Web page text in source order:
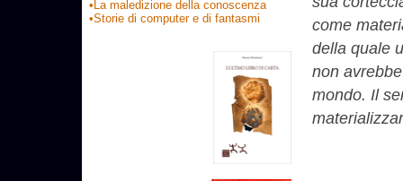
•La maledizione della conoscenza
•Storie di computer e di fantasmi
come
della quale
non
mondo. Il